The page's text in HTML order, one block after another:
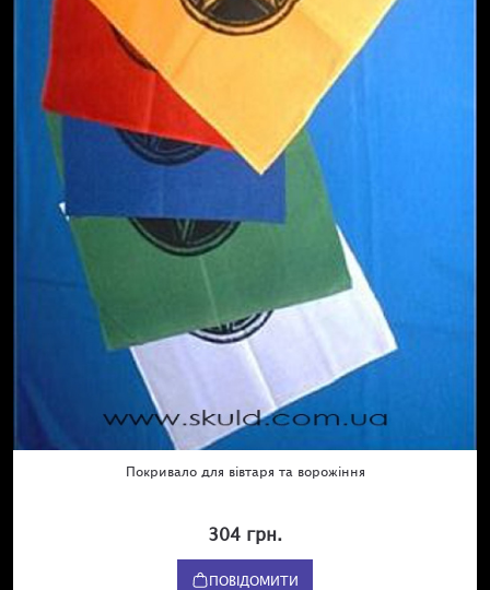
Покривало для вівтаря та ворожіння
304 грн.
ПОВІДОМИТИ